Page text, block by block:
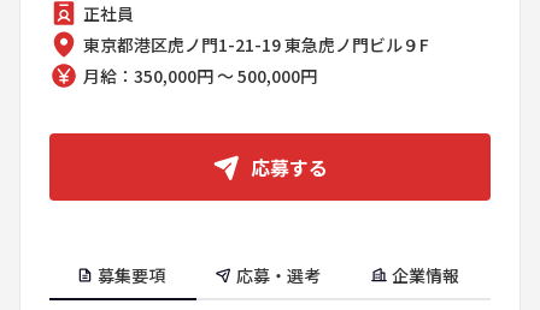
正社員
東京都港区虎ノ門1-21-19 東急虎ノ門ビル９F
月給：350,000円 ～ 500,000円
応募する
募集要項 応募・選考 企業情報